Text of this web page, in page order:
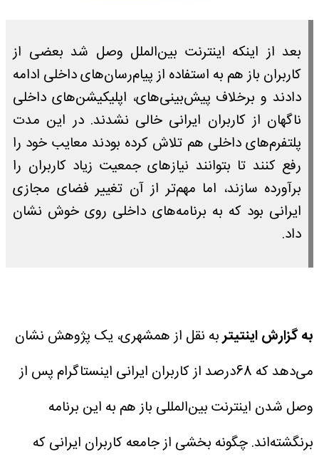
بعد از اینکه اینترنت بین‌الملل وصل شد بعضی از
کاربران باز هم به استفاده از پیام‌رسان‌های داخلی ادامه
دادند و برخلاف پیش‌بینی‌های، اپلیکیشن‌های داخلی
ناگهان از کاربران ایرانی خالی نشدند. در این مدت
پلتفرم‌های داخلی هم تلاش کرده بودند معایب خود را
رفع کنند تا بتوانند نیازهای جمعیت زیاد کاربران را
برآورده سازند، اما مهم‌تر از آن تغییر فضای مجازی
ایرانی بود که به برنامه‌های داخلی روی خوش نشان
داد.
به گزارش اینتیتربه نقل از همشهری، یک پژوهش نشان
می‌دهد که 68درصد از کاربران ایرانی اینستاگرام پس از
وصل شدن اینترنت بین‌المللی باز هم به این برنامه
برنگشته‌اند. چگونه بخشی از جامعه کاربران ایرانی که